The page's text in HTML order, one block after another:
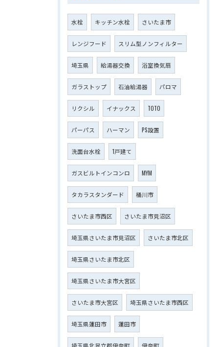
水栓 キッチン水栓 さいたま市
レンジフード スリム型ノンフィルター
埼玉県 給湯器交換 浴室換気扇
ガラストップ 石油給湯器 パロマ
リクシル イナックス TOTO
パーパス ハーマン PS設置
洗面台水栓 1戸建て
ガスビルトインコンロ MYM
タカラスタンダード 桶川市
さいたま市西区 さいたま市見沼区
埼玉県さいたま市見沼区 さいたま市北区
埼玉県さいたま市北区
埼玉県さいたま市大宮区
さいたま市大宮区 埼玉県さいたま市西区
埼玉県蓮田市 蓮田市
埼玉県北足立郡伊奈町 伊奈町